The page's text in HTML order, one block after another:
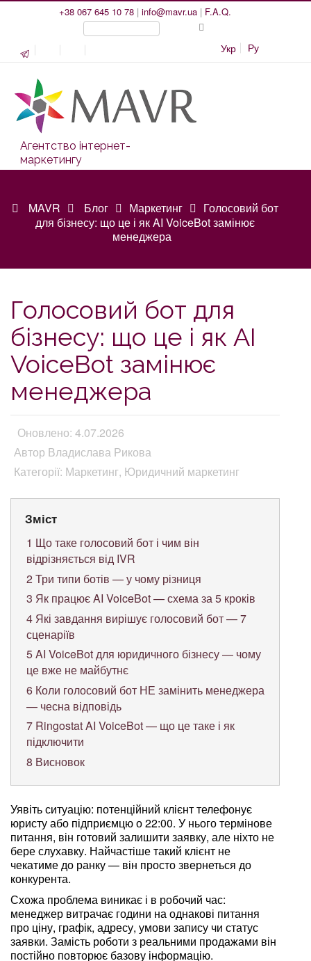
+38 067 645 10 78 | info@mavr.ua | F.A.Q.
Укр Ру
Агентство інтернет-
маркетингу
MAVR Блог Маркетинг
Голосовий бот
для бізнесу: що це і як AI VoiceBot замінює
менеджера
Голосовий бот для
бізнесу: що це і як AI
VoiceBot замінює
менеджера
Оновлено: 4.07.2026
Автор Владислава Рикова
Категорії: Маркетинг, Юридичний маркетинг
Зміст
1 Що таке голосовий бот і чим він
відрізняється від IVR
2Три типи ботів — у чому різниця
3 Як працює AI VoiceBot — схема за 5 кроків
4 Які завдання вирішує голосовий бот — 7
сценаріїв
5AI VoiceBot для юридичного бізнесу — чому
це вже не майбутнє
6 Коли голосовий бот НЕ замінить менеджера
— чесна відповідь
7 Ringostat AI VoiceBot — що це таке і як
підключити
8 Висновок
Уявіть ситуацію: потенційний клієнт телефонує
юристу або підприємцю о 22:00. У нього термінове
питання, він готовий залишити заявку, але ніхто не
бере слухавку. Найчастіше такий клієнт не
чекатиме до ранку — він просто звернеться до
конкурента.
Схожа проблема виникає і в робочий час:
менеджер витрачає години на однакові питання
про ціну, графік, адресу, умови запису чи статус
заявки. Замість роботи з реальними продажами він
постійно повторює базову інформацію.